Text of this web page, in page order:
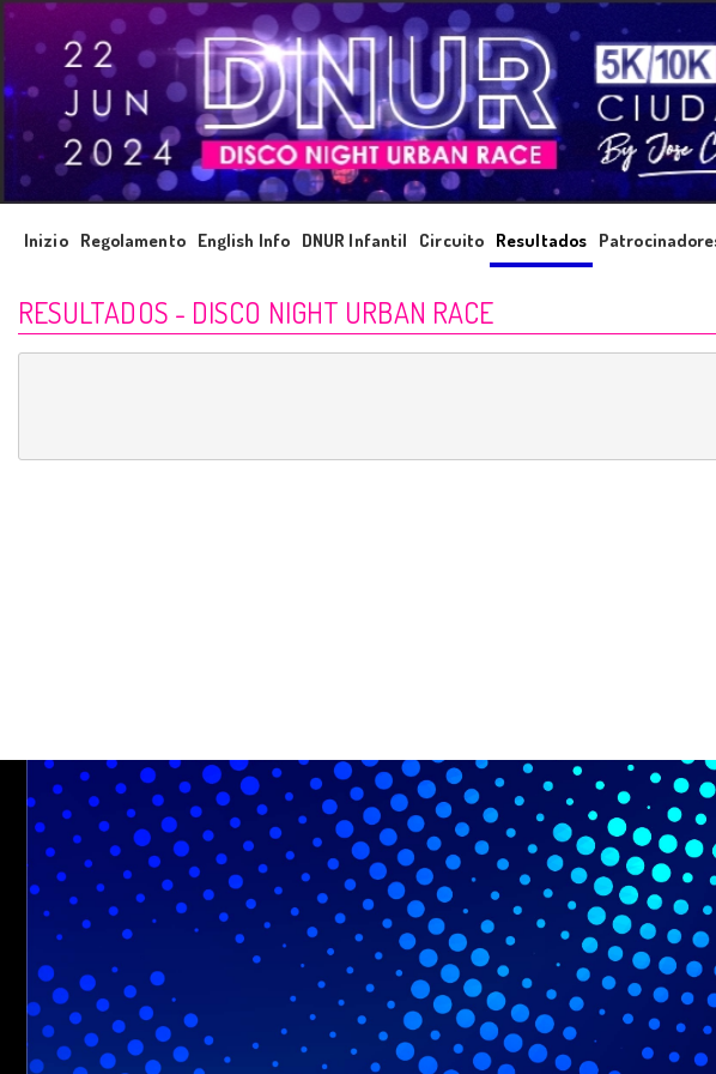
Inizio Regolamento English Info DNUR Infantil Circuito Resultados
RESULTADOS - DISCO NIGHT URBAN RACE